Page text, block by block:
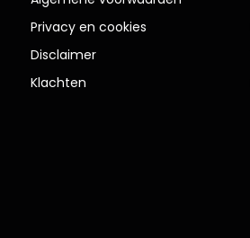
Privacy en cookies
Disclaimer
Klachten